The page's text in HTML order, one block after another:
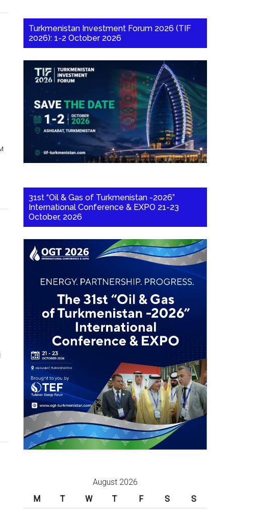
Turkmenistan Investment Forum 2026 (TIF
2026): 1-2 October 2026
31st “Oil & Gas of Turkmenistan -2026”
International Conference & EXPO 21-23
October, 2026
August 2026
M
T W T F S S